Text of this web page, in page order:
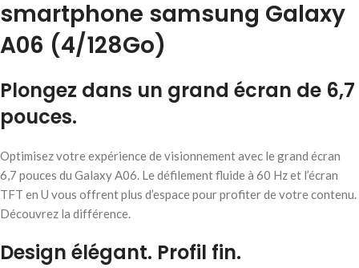
smartphone samsung Galaxy
A06 (4/128Go)
Plongez dans un grand écran de 6,7
pouces.
Optimisez votre expérience de visionnement avec le grand écran
6,7 pouces du Galaxy A06. Le défilement fluide à 60 Hz et l’écran
TFT en U vous offrent plus d’espace pour profiter de votre contenu.
Découvrez la différence.
Design élégant. Profil fin.